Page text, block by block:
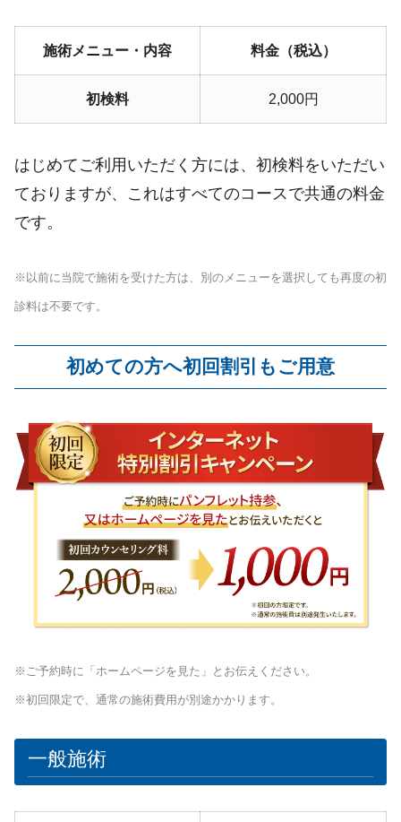
施術メニュー・内容 料金（税込）
初検料 2,000円
はじめてご利用いただく方には、初検料をいただい
ておりますが、これはすべてのコースで共通の料金
です。
※以前に当院で施術を受けた方は、別のメニューを選択しても再度の初
診料は不要です。
初めての方へ初回割引もご用意
※ご予約時に「ホームページを見た」とお伝えください。
※初回限定で、通常の施術費用が別途かかります。
一般施術